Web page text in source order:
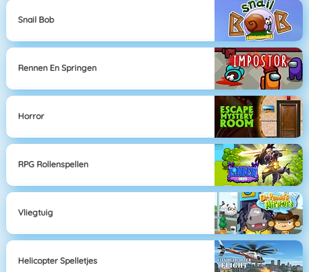
Snail Bob
Rennen En Springen
Horror
RPG Rollenspellen
Vliegtuig
Helicopter Spelletjes